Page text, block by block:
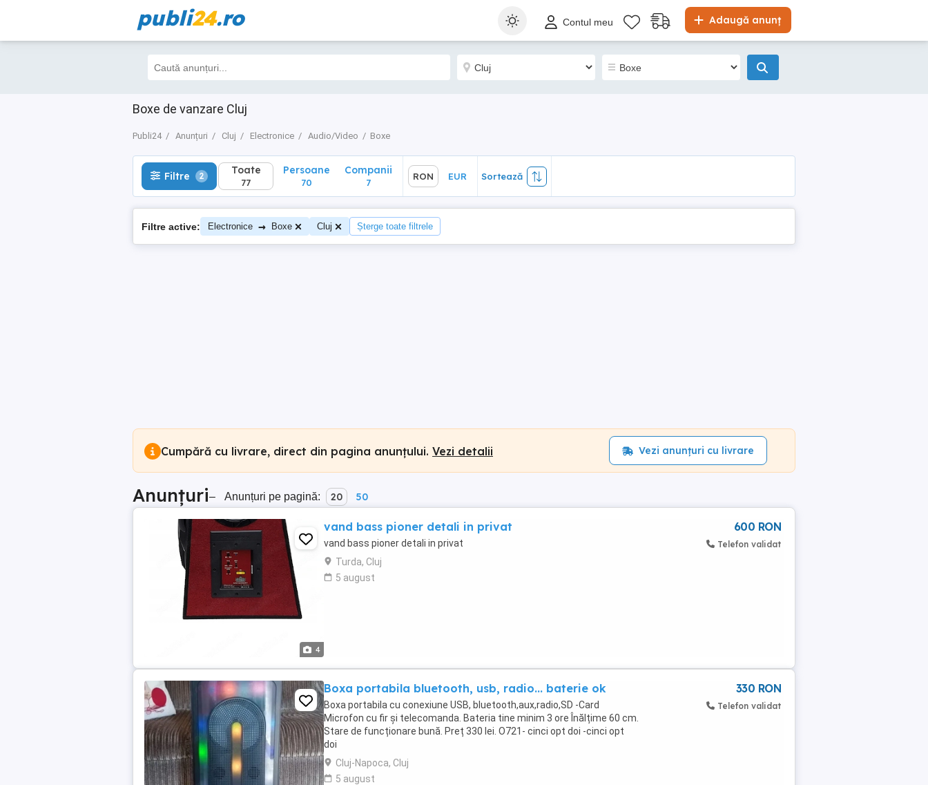
publi24.ro Adaugă anunț
Contul meu
Boxe de vanzare Cluj
Publi24 Anunțuri Cluj Electronice Audio/Video Boxe
Filtre 2 Toate
77
Sortează
Filtre 2 Toate
77
Persoane
70
Companii
7
RON EUR Sortează
Filtre active: Electronice → Boxe Cluj Șterge toate filtrele
Cumpără cu livrare, direct din pagina anunțului. Vezi detalii Vezi anunțuri cu livrare
Anunțuri– Anunțuri pe pagină: 20 50
4
vand bass pioner detali in privat
vand bass pioner detali in privat
Turda, Cluj
5 august
600 RON
Telefon validat
Boxa portabila bluetooth, usb, radio... baterie ok
Boxa portabila cu conexiune USB, bluetooth,aux,radio,SD -Card
Microfon cu fir și telecomanda. Bateria tine minim 3 ore Înălțime 60 cm.
Stare de funcționare bună. Preț 330 lei. O721- cinci opt doi -cinci opt
doi
Cluj-Napoca, Cluj
5 august
330 RON
Telefon validat